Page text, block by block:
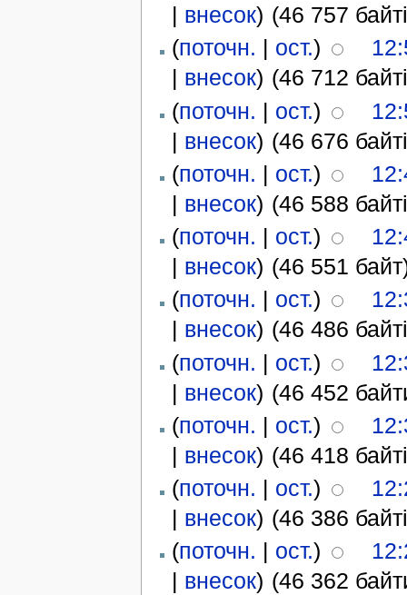
| внесок) (46 757
(поточн. | ост.)
| внесок) (46 712
(поточн. | ост.)
| внесок) (46 676
(поточн. | ост.)
| внесок) (46 588
(поточн. | ост.)
| внесок) (46 551
(поточн. | ост.)
| внесок) (46 486
(поточн. | ост.)
| внесок) (46 452
(поточн. | ост.)
| внесок) (46 418
(поточн. | ост.)
| внесок) (46 386
(поточн. | ост.)
| внесок) (46 362